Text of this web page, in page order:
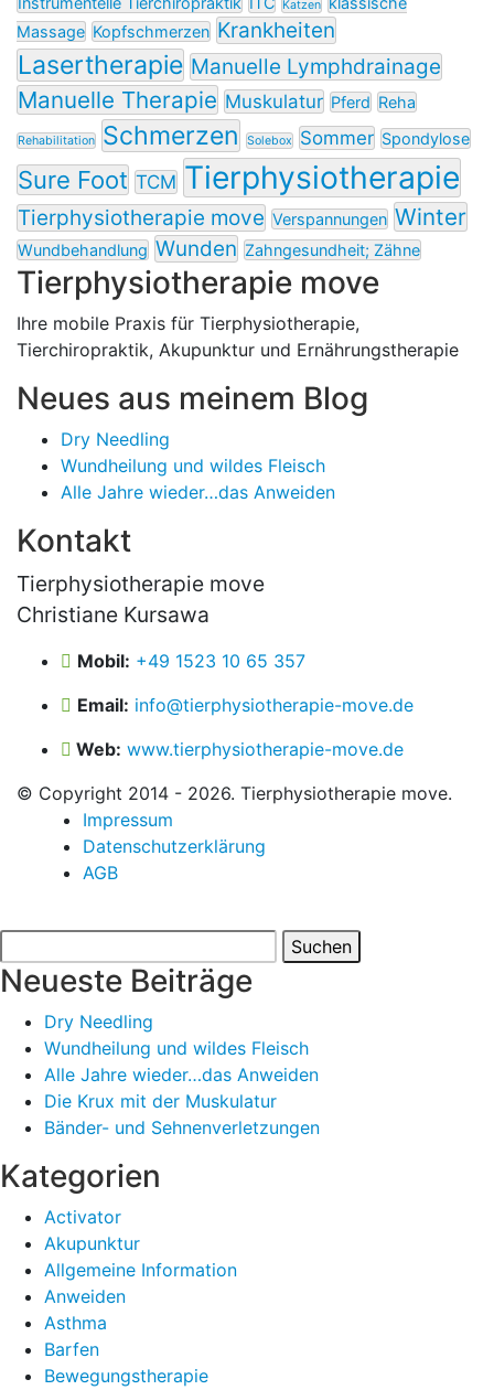
Katzen
Massage Kopfschmerzen Krankheiten
Lasertherapie Manuelle Lymphdrainage
Manuelle Therapie Muskulatur Pferd Reha
Rehabilitation Schmerzen Solebox Sommer Spondylose
Sure Foot TCM Tierphysiotherapie
Tierphysiotherapie move Verspannungen Winter
Wundbehandlung Wunden Zahngesundheit; Zähne
Tierphysiotherapie move
Ihre mobile Praxis für Tierphysiotherapie,
Tierchiropraktik, Akupunktur und Ernährungstherapie
Neues aus meinem Blog
Dry Needling
Wundheilung und wildes Fleisch
Alle Jahre wieder…das Anweiden
Kontakt
Tierphysiotherapie move
Christiane Kursawa
Mobil: +49 1523 10 65 357
Email: info@tierphysiotherapie-move.de
Web: www.tierphysiotherapie-move.de
© Copyright 2014 - 2026. Tierphysiotherapie move.
Impressum
Datenschutzerklärung
AGB
nach:
Neueste Beiträge
Dry Needling
Wundheilung und wildes Fleisch
Alle Jahre wieder…das Anweiden
Die Krux mit der Muskulatur
Bänder- und Sehnenverletzungen
Kategorien
Activator
Akupunktur
Allgemeine Information
Anweiden
Asthma
Barfen
Bewegungstherapie